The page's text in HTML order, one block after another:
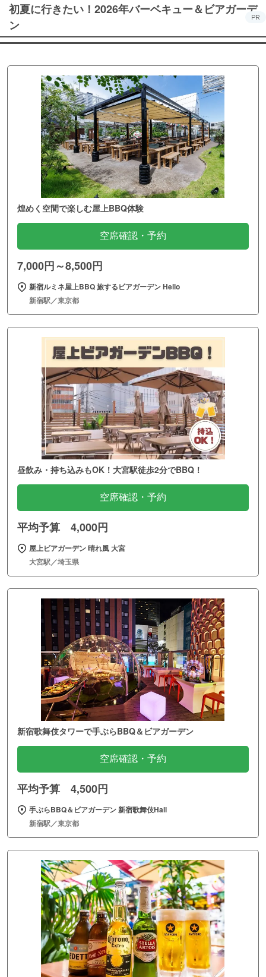
初夏に行きたい！2026年バーベキュー＆ビアガーデ
ン
PR
煌めく空間で楽しむ屋上BBQ体験
空席確認・予約
7,000円～8,500円
新宿ルミネ屋上BBQ 旅するビアガーデン Hello
新宿駅／東京都
昼飲み・持ち込みもOK！大宮駅徒歩2分でBBQ！
空席確認・予約
平均予算 4,000円
屋上ビアガーデン 晴れ風 大宮
大宮駅／埼玉県
新宿歌舞伎タワーで手ぶらBBQ＆ビアガーデン
空席確認・予約
平均予算 4,500円
手ぶらBBQ＆ビアガーデン 新宿歌舞伎Hall
新宿駅／東京都